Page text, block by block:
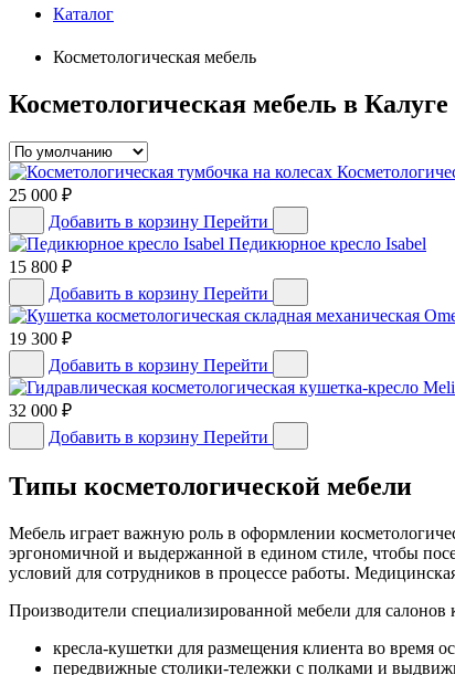
Каталог
Косметологическая мебель
Косметологическая мебель в Калуге
25 000 ₽
Добавить в корзину Перейти
Педикюрное кресло Isabel
15 800 ₽
Добавить в корзину Перейти
19 300 ₽
Добавить в корзину Перейти
32 000 ₽
Добавить в корзину Перейти
Типы косметологической мебели
Мебель играет важную роль в оформлении
эргономичной и выдержанной в едином стиле, чтобы
условий для сотрудников в процессе работы.
Производители специализированной мебели для салонов
кресла-кушетки для размещения клиента во время
передвижные столики-тележки с полками и